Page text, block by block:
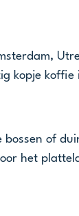
kopje
of
het